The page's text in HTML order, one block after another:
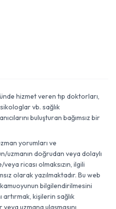
hizmet veren tıp doktorları,
vb. sağlık
buluşturan bağımsız bir
yorumları ve
doğrudan veya dolaylı
ricası olmaksızın, ilgili
olarak yazılmaktadır. Bu web
bilgilendirilmesini
artırmak, kişilerin sağlık
uzmana ulaşmasını